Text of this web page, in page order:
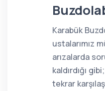
Karabük
ustalarımız
arızalarda
kaldırdığı
tekrar